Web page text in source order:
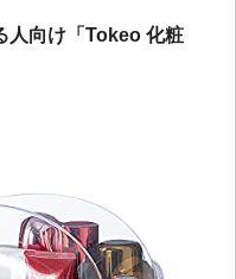
人向け「Tokeo 化粧